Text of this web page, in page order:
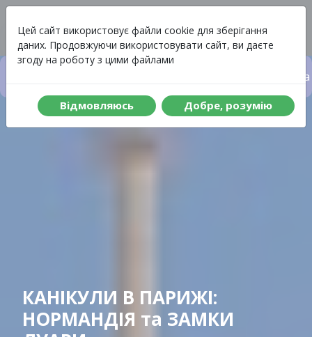
Цей сайт використовує файли cookie для зберігання
даних. Продовжуючи використовувати сайт, ви даєте
згоду на роботу з цими файлами
Вiдмовляюсь Добре, розумiю
Меню Вартість
КАНІКУЛИ В ПАРИЖІ:
НОРМАНДІЯ та ЗАМКИ